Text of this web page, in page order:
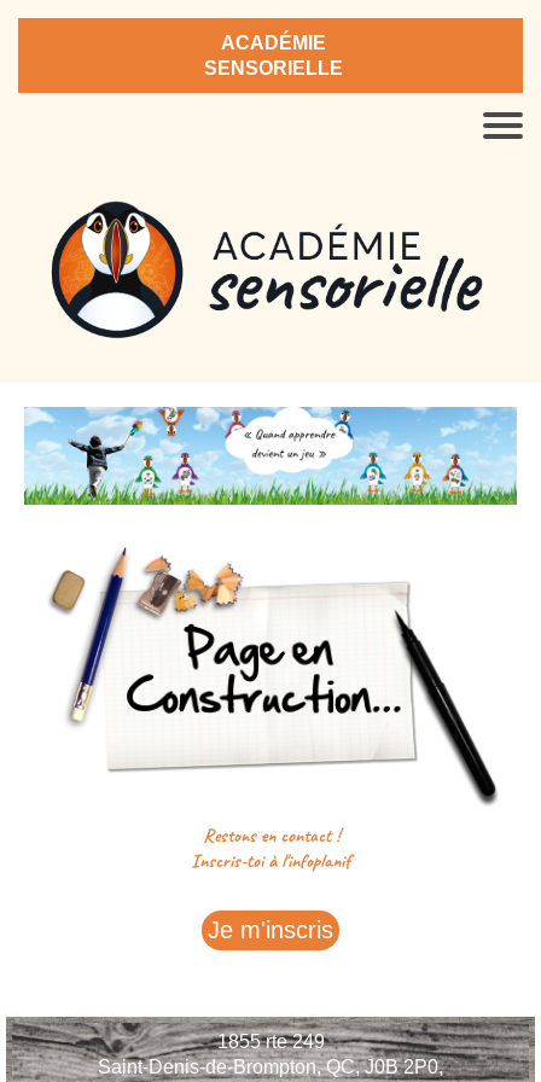
ACADÉMIE
SENSORIELLE
Restons en contact !
Inscris-toi à l'infoplanif
Je m'inscris
1855 rte 249
Saint-Denis-de-Brompton, QC, J0B 2P0,